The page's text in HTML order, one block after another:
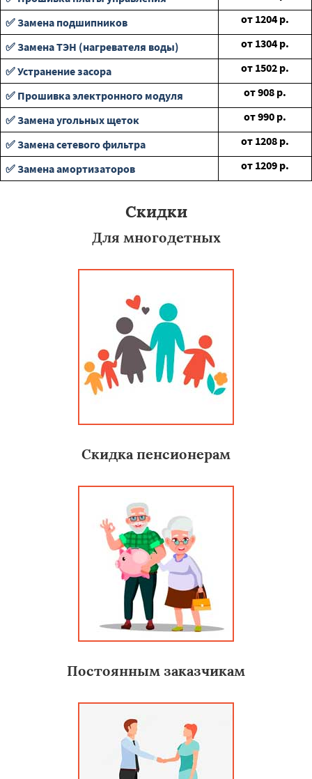
✅ Замена подшипников
от 1204 р.
✅ Замена ТЭН (нагревателя воды)
от 1304 р.
✅ Устранение засора
от 1502 р.
✅ Прошивка электронного модуля
от908 р.
✅ Замена угольных щеток
от990 р.
✅ Замена сетевого фильтра
от 1208 р.
✅ Замена амортизаторов
от 1209 р.
Скидки
Для многодетных
Скидка пенсионерам
Постоянным заказчикам